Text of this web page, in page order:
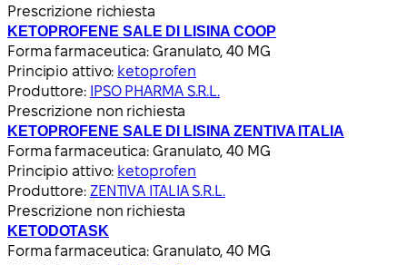
Prescrizione richiesta
KETOPROFENE SALE DI LISINA COOP
Forma farmaceutica: Granulato, 40 MG
Principio attivo: ketoprofen
Produttore: IPSO PHARMA S.R.L.
Prescrizione non richiesta
KETOPROFENE SALE DI LISINA ZENTIVA ITALIA
Forma farmaceutica: Granulato, 40 MG
Principio attivo: ketoprofen
Produttore: ZENTIVA ITALIA S.R.L.
Prescrizione non richiesta
KETODOTASK
Forma farmaceutica: Granulato, 40 MG